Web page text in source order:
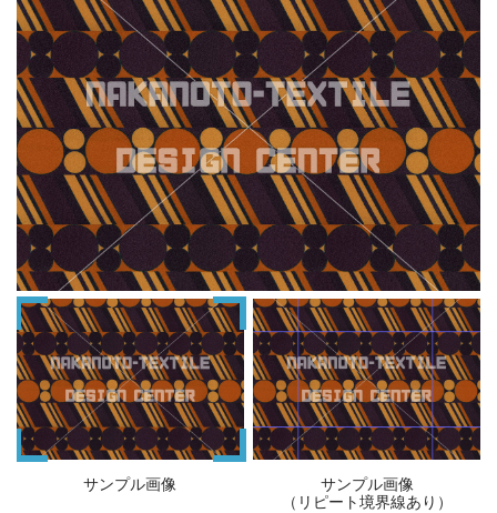
サンプル画像
サンプル画像
（リピート境界線あり）